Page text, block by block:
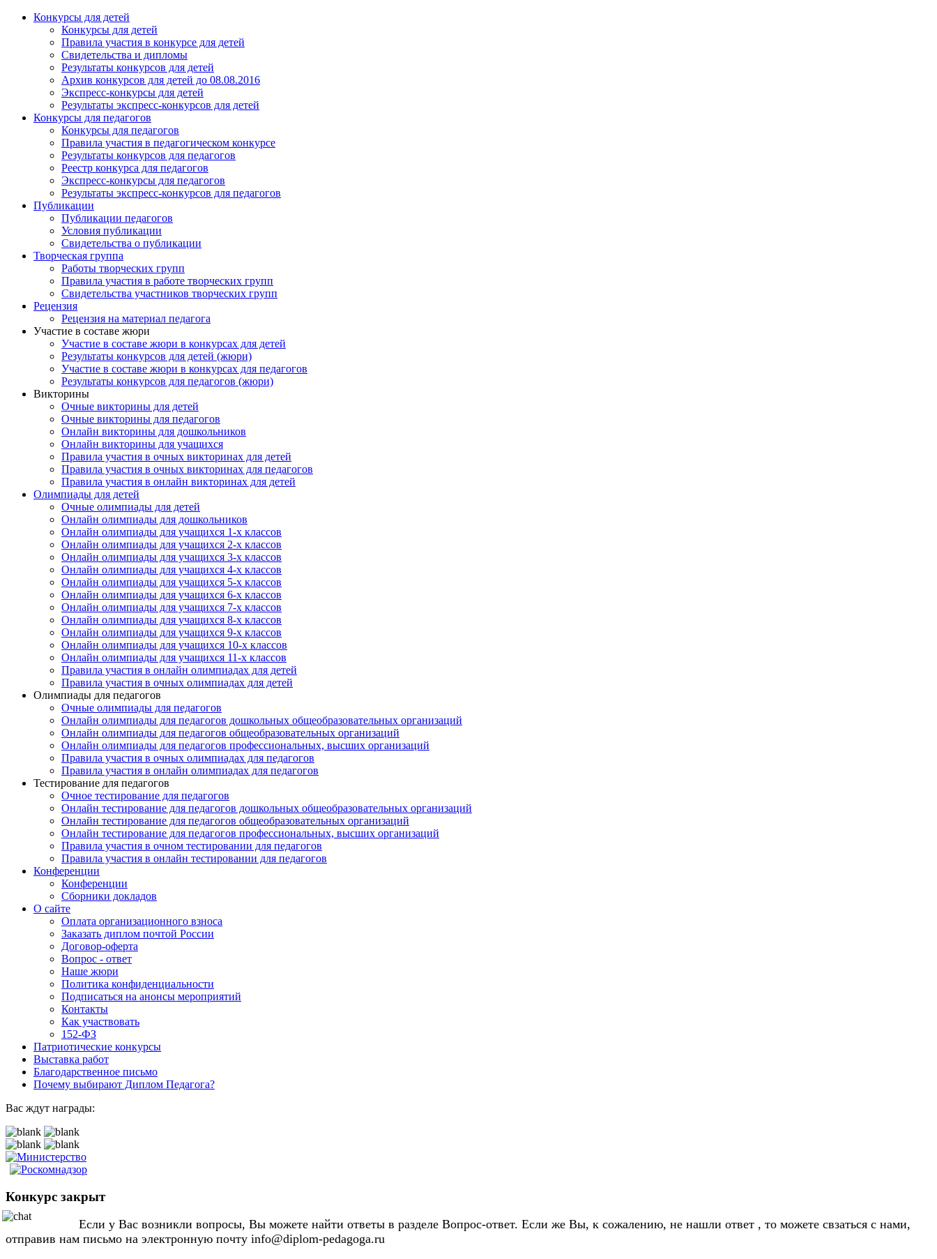
Конкурсы для детей
Конкурсы для детей
Правила участия в конкурсе для детей
Свидетельства и дипломы
Результаты конкурсов для детей
Архив конкурсов для детей до 08.08.2016
Экспресс-конкурсы для детей
Результаты экспресс-конкурсов для детей
Конкурсы для педагогов
Конкурсы для педагогов
Правила участия в педагогическом конкурсе
Результаты конкурсов для педагогов
Реестр конкурса для педагогов
Экспресс-конкурсы для педагогов
Результаты экспресс-конкурсов для педагогов
Публикации
Публикации педагогов
Условия публикации
Свидетельства о публикации
Творческая группа
Работы творческих групп
Правила участия в работе творческих групп
Свидетельства участников творческих групп
Рецензия
Рецензия на материал педагога
Участие в составе жюри
Участие в составе жюри в конкурсах для детей
Результаты конкурсов для детей (жюри)
Участие в составе жюри в конкурсах для педагогов
Результаты конкурсов для педагогов (жюри)
Викторины
Очные викторины для детей
Очные викторины для педагогов
Онлайн викторины для дошкольников
Онлайн викторины для учащихся
Правила участия в очных викторинах для детей
Правила участия в очных викторинах для педагогов
Правила участия в онлайн викторинах для детей
Олимпиады для детей
Очные олимпиады для детей
Онлайн олимпиады для дошкольников
Онлайн олимпиады для учащихся 1-х классов
Онлайн олимпиады для учащихся 2-х классов
Онлайн олимпиады для учащихся 3-х классов
Онлайн олимпиады для учащихся 4-х классов
Онлайн олимпиады для учащихся 5-х классов
Онлайн олимпиады для учащихся 6-х классов
Онлайн олимпиады для учащихся 7-х классов
Онлайн олимпиады для учащихся 8-х классов
Онлайн олимпиады для учащихся 9-х классов
Онлайн олимпиады для учащихся 10-х классов
Онлайн олимпиады для учащихся 11-х классов
Правила участия в онлайн олимпиадах для детей
Правила участия в очных олимпиадах для детей
Олимпиады для педагогов
Очные олимпиады для педагогов
Онлайн олимпиады для педагогов дошкольных общеобразовательных организаций
Онлайн олимпиады для педагогов общеобразовательных организаций
Онлайн олимпиады для педагогов профессиональных, высших организаций
Правила участия в очных олимпиадах для педагогов
Правила участия в онлайн олимпиадах для педагогов
Тестирование для педагогов
Очное тестирование для педагогов
Онлайн тестирование для педагогов дошкольных общеобразовательных организаций
Онлайн тестирование для педагогов общеобразовательных организаций
Онлайн тестирование для педагогов профессиональных, высших организаций
Правила участия в очном тестировании для педагогов
Правила участия в онлайн тестировании для педагогов
Конференции
Конференции
Сборники докладов
О сайте
Оплата организационного взноса
Заказать диплом почтой России
Договор-оферта
Вопрос - ответ
Наше жюри
Политика конфиденциальности
Подписаться на анонсы мероприятий
Контакты
Как участвовать
152-ФЗ
Патриотические конкурсы
Выставка работ
Благодарственное письмо
Почему выбирают Диплом Педагога?
Вас ждут награды:
Конкурс закрыт
Если у Вас возникли вопросы, Вы можете найти ответы в разделе Вопрос-ответ. Если же Вы, к сожалению, не нашли ответ , то можете свзаться с нами,
отправив нам письмо на электронную почту info@diplom-pedagoga.ru